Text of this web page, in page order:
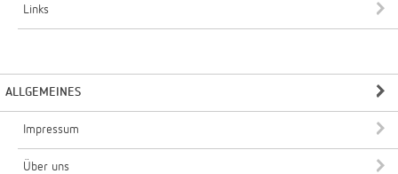
Links
ALLGEMEINES
Impressum
Über uns